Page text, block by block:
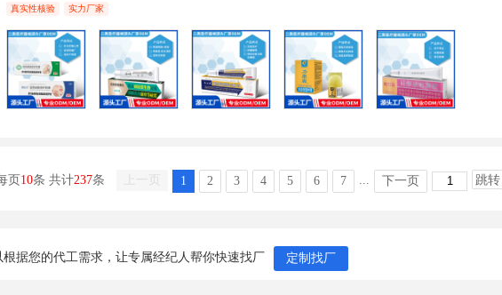
真实性核验 实力厂家
页 10条 共计237条 上一页 1 2 3 4 5 6 7 ... 下一页 跳转
根据您的代工需求，让专属经纪人帮你快速找厂 定制找厂